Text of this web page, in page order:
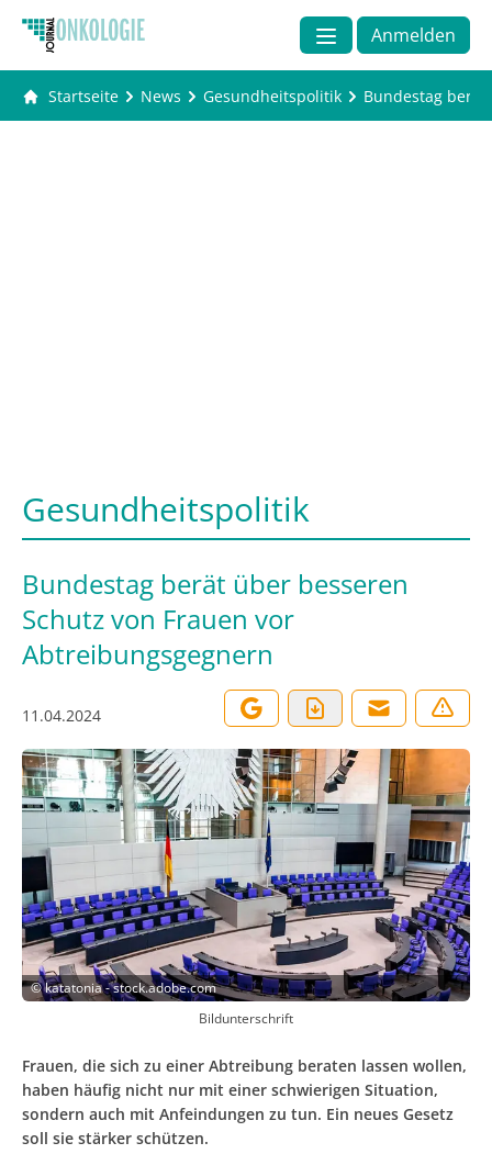
Anmelden
Startseite News Gesundheitspolitik Bundestag
Gesundheitspolitik
Bundestag berät über besseren
Schutz von Frauen vor
Abtreibungsgegnern
11.04.2024
©katatonia - stock.adobe.com
Bildunterschrift
Frauen, die sich zu einer Abtreibung beraten lassen wollen,
haben häufig nicht nur mit einer schwierigen Situation,
sondern auch mit Anfeindungen zu tun. Ein neues Gesetz
soll sie stärker schützen.